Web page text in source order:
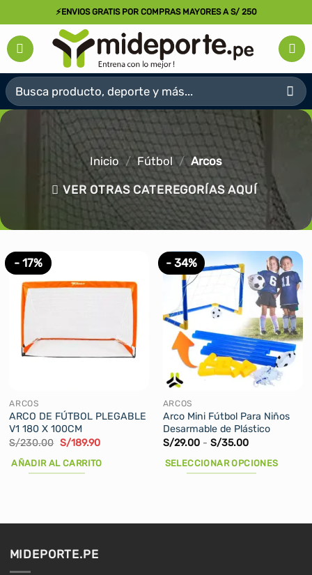
al
contenido
⚡ENVIOS GRATIS POR COMPRAS MAYORES A S/ 250
Buscar
por:
Inicio / Fútbol / Arcos
VER OTRAS CATEREGORÍAS AQUÍ
- 17%
ARCOS
ARCO DE FÚTBOL PLEGABLE
V1 180 X 100CM
S/230.00 El
original
era:
S/189.90El
actual
AÑADIR AL CARRITO
- 34%
ARCOS
Arco Mini Fútbol Para Niños
Desarmable de Plástico
S/29.00 - S/35.00Rango
precios:
desde
SELECCIONAR OPCIONES
múltiples
MIDEPORTE.PE